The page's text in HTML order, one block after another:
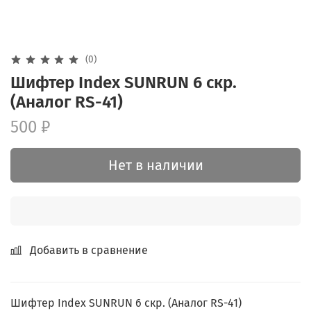
(0)
Шифтер Index SUNRUN 6 скр.
(Аналог RS-41)
500 ₽
Нет в наличии
Добавить в сравнение
Шифтер Index SUNRUN 6 скр. (Аналог RS-41)